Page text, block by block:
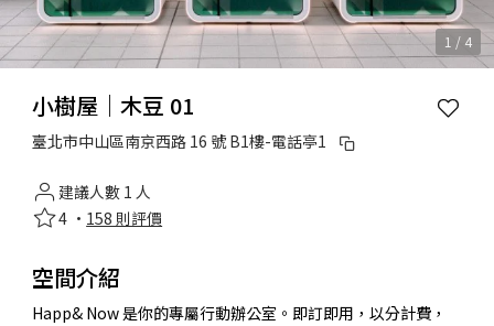
1 / 4
小樹屋｜木豆 01
臺北市中山區南京西路 16 號 B1樓-電話亭1
建議人數 1 人
4 · 158 則評價
空間介紹
Happ& Now 是你的專屬行動辦公室。即訂即用，以分計費，